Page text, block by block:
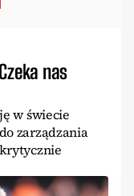
nas
w świecie
zarządzania